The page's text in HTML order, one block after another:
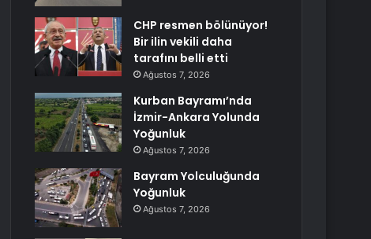
CHP resmen bölünüyor!
Bir ilin vekili daha
tarafını belli etti
Ağustos 7, 2026
Kurban Bayramı’nda
İzmir-Ankara Yolunda
Yoğunluk
Ağustos 7, 2026
Bayram Yolculuğunda
Yoğunluk
Ağustos 7, 2026